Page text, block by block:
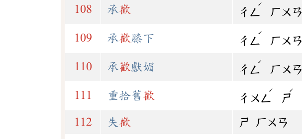
108 承歡 ㄔㄥ
ˊ
ㄏㄨㄢ
109 承歡膝下 ㄔㄥ
ˊ
ㄏㄨㄢ
110 承歡獻媚 ㄔㄥ
ˊ
ㄏㄨㄢ
111 重拾舊歡 ㄔㄨㄥ
ˊ
ㄕ
ˊ
112 失 歡 ㄕ ㄏㄨㄢ